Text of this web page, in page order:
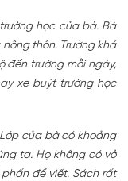
học của bà. Bà
thôn. Trường khá
đến trường mỗi ngày,
xe buýt trường học
của bà có khoảng
ta. Họ không có vở
để viết. Sách rất